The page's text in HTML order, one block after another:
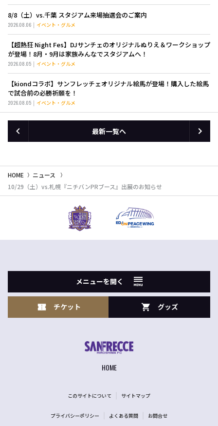
8/8（土）vs.千葉 スタジアム来場抽選会のご案内
2026.08.06 イベント・グルメ
【超熱狂 Night Fes】DJサンチェのオリジナルぬりえ＆ワークショップ
が登場！8月・9月は家族みんなでスタジアムへ！
2026.08.05 イベント・グルメ
【kiondコラボ】サンフレッチェオリジナル絵馬が登場！購入した絵馬
で試合前の必勝祈願を！
2026.08.05 イベント・グルメ
最新一覧へ
HOME
ニュース
10/29（土）vs.札幌『ニチバンPRブース』出展のお知らせ
メニューを開く
チケット グッズ
HOME
このサイトについて サイトマップ
プライバシーポリシー よくある質問 お問合せ